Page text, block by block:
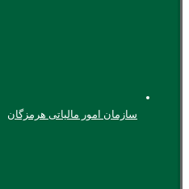
سازمان امور مالیاتی هرمزگان